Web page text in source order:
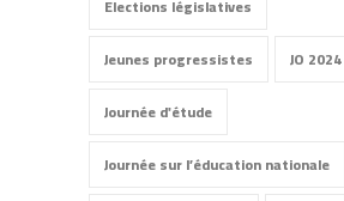
Elections législatives
Jeunes progressistes
JO 2024
Journée d'étude
Journée sur l’éducation nationale